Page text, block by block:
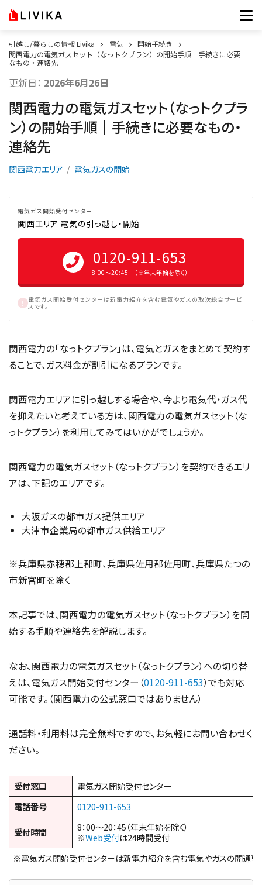
引越し/暮らしの情報 Livika 電気
開始手続き
関西電力の電気ガスセット（なっトクプラン）の開始手順｜手続きに必要
なもの・連絡先
更新日： 2026年6月26日
関西電力の電気ガスセット（なっトクプラ
ン）の開始手順｜手続きに必要なもの・
連絡先
関西電力エリア 電気ガスの開始
電気ガス開始受付センター
関西エリア 電気の引っ越し・開始
0120-911-653
8:00〜20:45 （※年末年始を除く）
電気ガス開始受付センターは新電力紹介を含む電気やガスの取次総合サービ
スです。
関西電力の「なっトクプラン」は、電気とガスをまとめて契約す
ることで、ガス料金が割引になるプランです。
関西電力エリアに引っ越しする場合や、今より電気代・ガス代
を抑えたいと考えている方は、関西電力の電気ガスセット（な
っトクプラン）を利用してみてはいかがでしょうか。
関西電力の電気ガスセット（なっトクプラン）を契約できるエリ
アは、下記のエリアです。
大阪ガスの都市ガス提供エリア
大津市企業局の都市ガス供給エリア
※兵庫県赤穂郡上郡町、兵庫県佐用郡佐用町、兵庫県たつの
市新宮町を除く
本記事では、関西電力の電気ガスセット（なっトクプラン）を開
始する手順や連絡先を解説します。
なお、関西電力の電気ガスセット（なっトクプラン）への切り替
えは、電気ガス開始受付センター（0120-911-653）でも対応
可能です。（関西電力の公式窓口ではありません）
通話料・利用料は完全無料ですので、お気軽にお問い合わせく
ださい。
受付窓口
電気ガス開始受付センター
電話番号
0120-911-653
受付時間
8：00～20：45（年末年始を除く）
※Web受付は24時間受付
※電気ガス開始受付センターは新電力紹介を含む電気やガスの開通専